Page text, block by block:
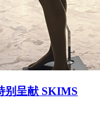
别呈献 SKIMS